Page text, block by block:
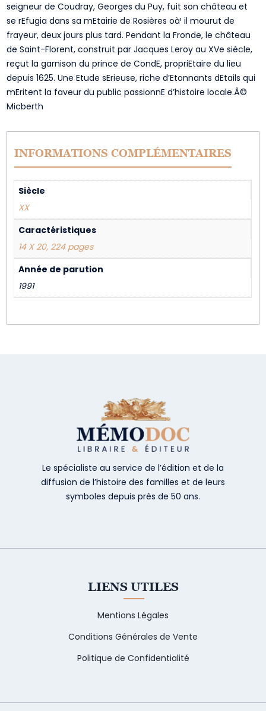
seigneur de Coudray, Georges du Puy, fuit son château et
se rEfugia dans sa mEtairie de Rosières oà¹ il mourut de
frayeur, deux jours plus tard. Pendant la Fronde, le château
de Saint-Florent, construit par Jacques Leroy au XVe siècle,
reçut la garnison du prince de CondE, propriEtaire du lieu
depuis 1625. Une Etude sErieuse, riche d’Etonnants dEtails qui
mEritent la faveur du public passionnE d’histoire locale.Â©
Micberth
INFORMATIONS COMPLÉMENTAIRES
Siècle
XX
Caractéristiques
14 X 20, 224 pages
Année de parution
1991
Le spécialiste au service de l’édition et de la
diffusion de l’histoire des familles et de leurs
symboles depuis près de 50 ans.
LIENS UTILES
Mentions Légales
Conditions Générales de Vente
Politique de Confidentialité